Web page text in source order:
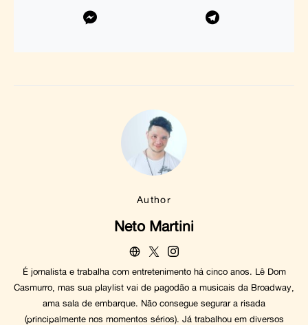
Author
Neto Martini
É jornalista e trabalha com entretenimento há cinco anos. Lê Dom
Casmurro, mas sua playlist vai de pagodão a musicais da Broadway,
ama sala de embarque. Não consegue segurar a risada
(principalmente nos momentos sérios). Já trabalhou em diversos